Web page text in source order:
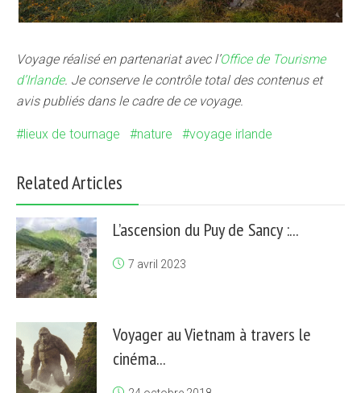
Voyage réalisé en partenariat avec l’Office de Tourisme
d’Irlande. Je conserve le contrôle total des contenus et
avis publiés dans le cadre de ce voyage.
lieux de tournage nature voyage irlande
Related Articles
L’ascension du Puy de Sancy :...
7 avril 2023
Voyager au Vietnam à travers le
cinéma...